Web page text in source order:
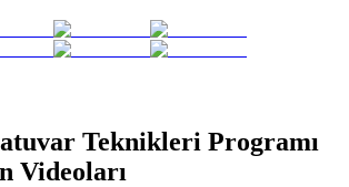
Teknikleri Programı
Videoları